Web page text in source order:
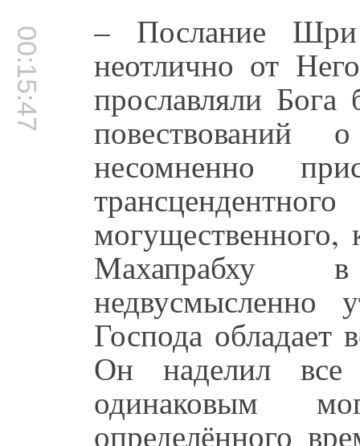
00:15:47 – Послание
неотлично от
прославляли
несомненно
Махапрабху
недвусмысленно
Господа обладает
Он наделил все
одинаковым
определённого